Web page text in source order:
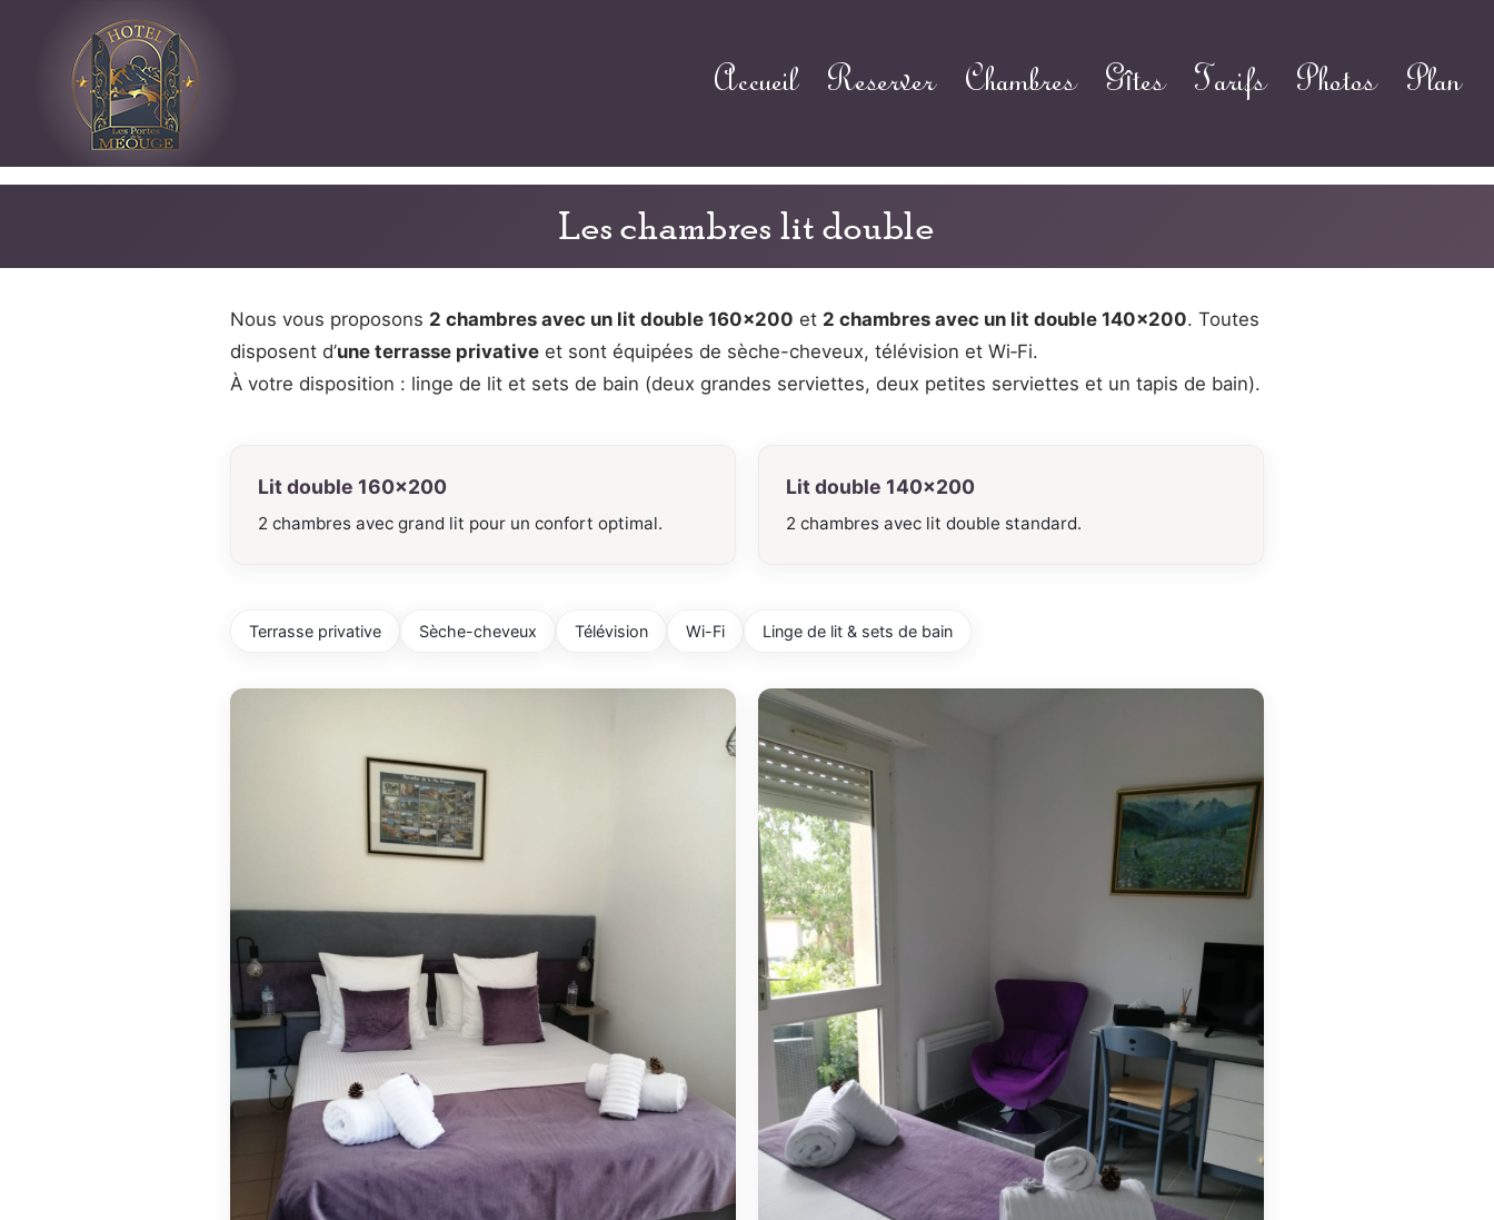
Accueil Reserver Chambres Gîtes Tarifs Photos Plan
Les chambres lit double
Nous vous proposons 2 chambres avec un lit double 160×200 et 2 chambres avec un lit double 140×200. Toutes
disposent d’une terrasse privative et sont équipées de sèche-cheveux, télévision et Wi‑Fi.
À votre disposition : linge de lit et sets de bain (deux grandes serviettes, deux petites serviettes et un tapis de bain).
Lit double 160×200
2 chambres avec grand lit pour un confort optimal.
Lit double 140×200
2 chambres avec lit double standard.
Terrasse privative Sèche-cheveux Télévision Wi-Fi Linge de lit & sets de bain